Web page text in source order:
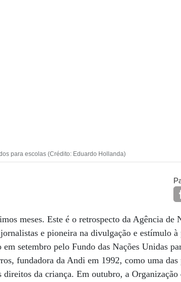
para escolas (Crédito: Eduardo Hollanda)
meses. Este é o retrospecto da Agência de
e pioneira na divulgação e estímulo à
setembro pelo Fundo das Nações Unidas
fundadora da Andi em 1992, como uma
da criança. Em outubro, a Organização